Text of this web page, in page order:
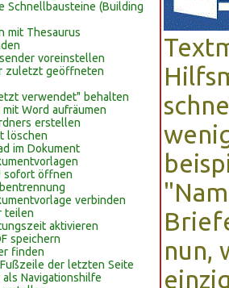
Schnellbausteine (Building
mit Thesaurus
voreinstellen
zuletzt geöffneten
verwendet" behalten
Word aufräumen
erstellen
löschen
im Dokument
sofort öffnen
verbinden
teilen
aktivieren
speichern
finden
der letzten Seite
Navigationshilfe
nun,